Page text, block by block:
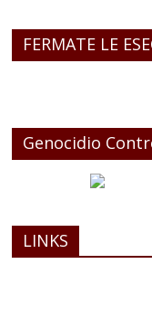
FERMATE LE
Genocidio
LINKS